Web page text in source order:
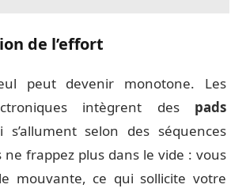
de l’effort
peut devenir monotone. Les
intègrent des pads
s’allument selon des séquences
ne frappez plus dans le vide : vous
mouvante, ce qui sollicite votre